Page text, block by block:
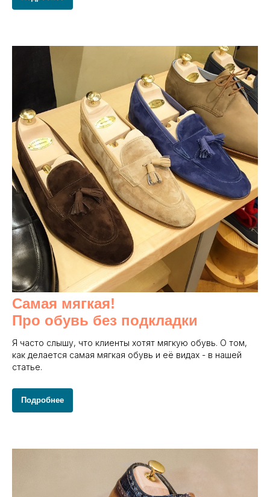
Самая мягкая!
Про обувь без подкладки
Я часто слышу, что клиенты хотят мягкую обувь. О том,
как делается самая мягкая обувь и её видах - в нашей
статье.
Подробнее